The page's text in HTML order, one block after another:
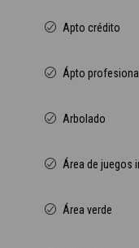
Apto crédito
Ápto profesional
Arbolado
Área de juegos
Área verde